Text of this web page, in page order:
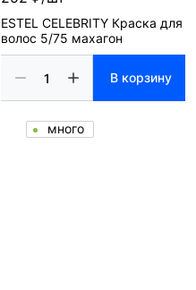
ESTEL CELEBRITY Краска для
волос 5/75 махагон
В корзину
много